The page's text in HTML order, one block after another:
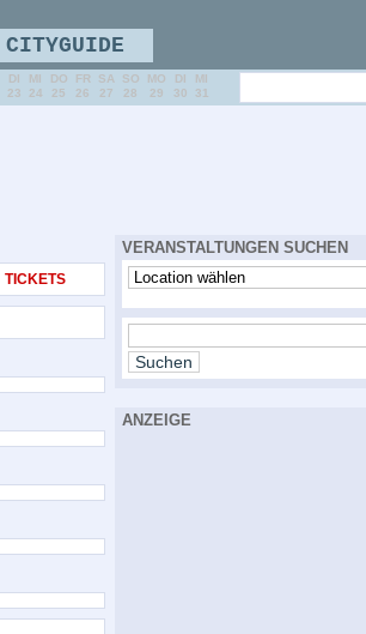
TICKETS
VERANSTALTUNGEN SUCHEN
ANZEIGE
CITYGUIDE
DI
23
MI
24
DO
25
FR
26
SA
27
SO
28
MO
29
DI
30
MI
31